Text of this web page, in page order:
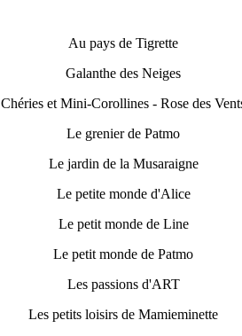
Au pays de Tigrette
Galanthe des Neiges
Chéries et Mini-Corollines - Rose des
Le grenier de Patmo
Le jardin de la Musaraigne
Le petite monde d'Alice
Le petit monde de Line
Le petit monde de Patmo
Les passions d'ART
Les petits loisirs de Mamieminette